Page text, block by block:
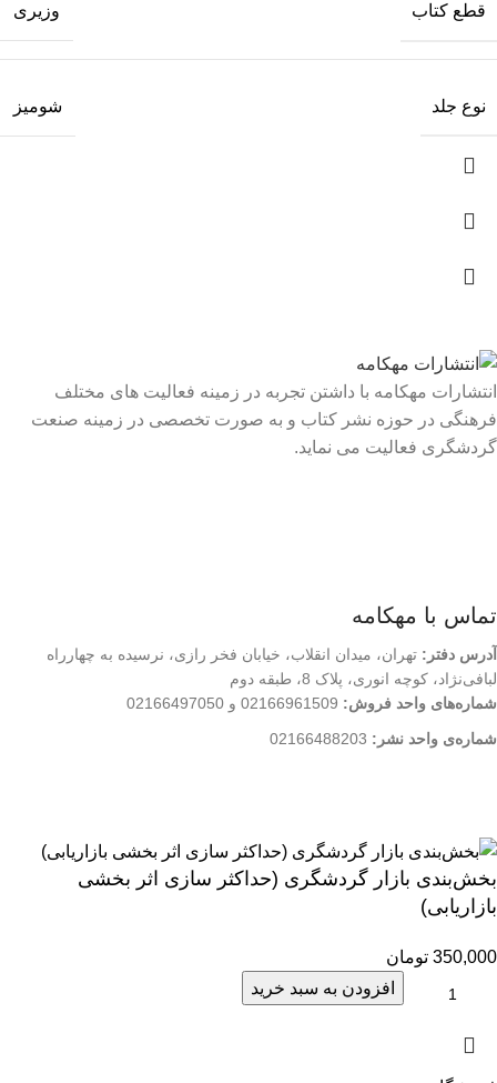
قطع کتاب وزیری
نوع جلد شومیز
انتشارات مهکامه با داشتن تجربه در زمینه فعالیت های مختلف
فرهنگی در حوزه نشر کتاب و به صورت تخصصی در زمینه صنعت
گردشگری فعالیت می نماید.
تماس با مهکامه
آدرس دفتر: تهران، میدان انقلاب، خیابان فخر رازی، نرسیده به چهارراه
لبافی‌نژاد، کوچه انوری، پلاک 8، طبقه دوم
شماره‌های واحد فروش: 02166961509 و 02166497050
شماره‌‌ی واحد نشر:
بخش‌بندی بازار گردشگری (حداکثر سازی اثر بخشی
بازاریابی)
350,000 تومان
افزودن به سبد خرید